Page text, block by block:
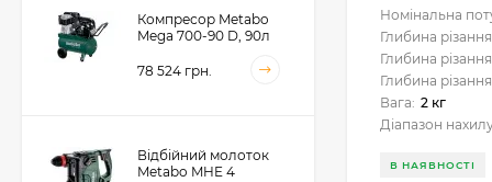
Номінальна
Глибина
Глибина
Глибина
Вага: 2 кг
Діапазон
В НАЯВНОСТІ
Компресор Metabo
Mega 700-90 D, 90л
78 524 грн.
Відбійний молоток
Metabo MHE 4